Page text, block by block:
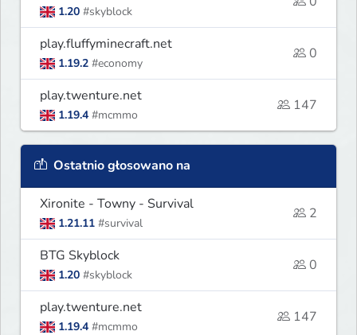
1.20 #skyblock
play.fluffyminecraft.net
1.19.2 #economy
0
play.twenture.net
1.19.4 #mcmmo
147
Ostatnio głosowano na
Xironite - Towny - Survival
1.21.11 #survival
2
BTG Skyblock
1.20 #skyblock
0
play.twenture.net
1.19.4 #mcmmo
147